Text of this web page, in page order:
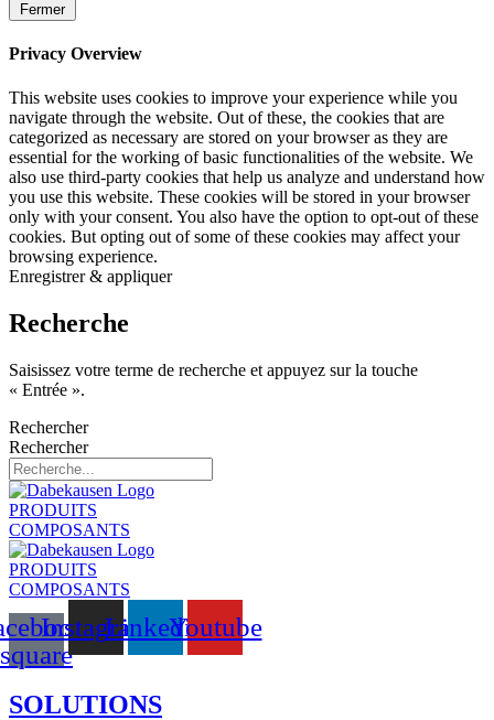
Fermer
Privacy Overview
This website uses cookies to improve your experience while you
navigate through the website. Out of these, the cookies that are
categorized as necessary are stored on your browser as they are
essential for the working of basic functionalities of the website. We
also use third-party cookies that help us analyze and understand how
you use this website. These cookies will be stored in your browser
only with your consent. You also have the option to opt-out of these
cookies. But opting out of some of these cookies may affect your
browsing experience.
Enregistrer & appliquer
Recherche
Saisissez votre terme de recherche et appuyez sur la touche
« Entrée ».
Rechercher
Rechercher
PRODUITS
COMPOSANTS
PRODUITS
COMPOSANTS
square
InstagramLinkedinYoutube
SOLUTIONS